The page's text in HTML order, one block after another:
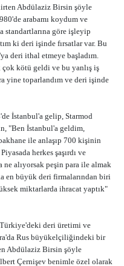
Abdülaziz Birsin şöyle
arabamı koydum ve
göre işleyip
ki deri işinde fırsatlar var. Bu
deri ithal etmeye başladım.
kötü geldi ve bu yanlış iş
yine toparlandım ve deri işinde
İstanbul'a gelip, Starmod
"Ben İstanbul'a geldim,
ile anlaşıp 700 kişinin
herkes şaşırdı ve
ne alıyorsak peşin para ile almak
en büyük deri firmalarından biri
miktarlarda ihracat yaptık"
Türkiye'deki deri üretimi ve
Rus büyükelçiliğindeki bir
Abdülaziz Birsin şöyle
Çernişev benimle özel olarak